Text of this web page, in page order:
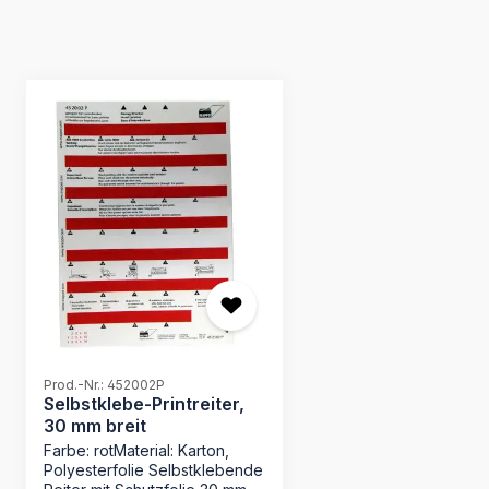
Prod.-Nr.: 452002P
Selbstklebe-Printreiter,
30 mm breit
Farbe: rotMaterial: Karton,
Polyesterfolie Selbstklebende